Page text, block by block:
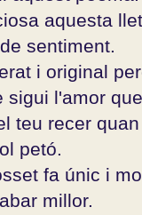
aquesta
sentiment.
i original
sigui l'amor
teu recer
petó.
fa únic i
millor.